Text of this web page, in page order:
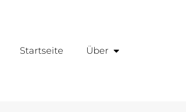
Startseite Über